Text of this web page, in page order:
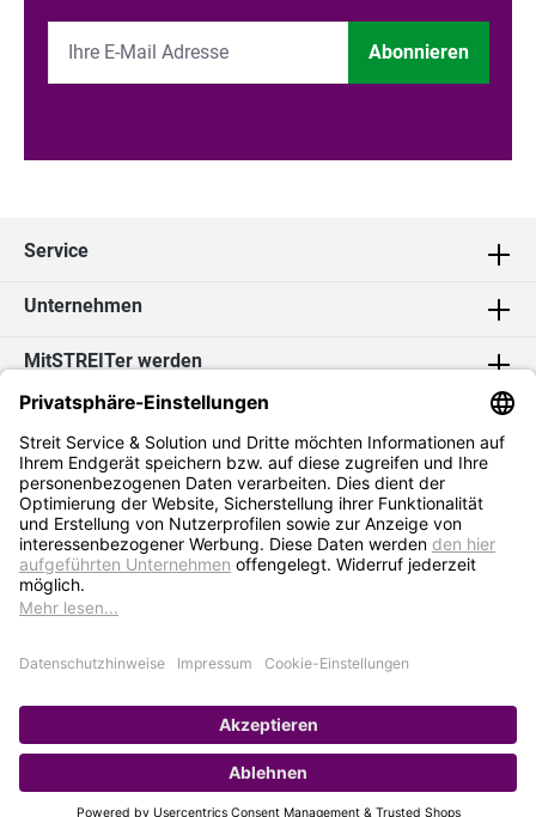
Abonnieren
Service
Unternehmen
MitSTREITer werden
Kontakt
Social Media
* Alle Preise exkl. MwSt. zzgl.Versandkosten
Impressum
Hinweisgebersystem
Erklärung zur Barrierefreiheit
Verkauf nur an Selbstständige / Gewerbetreibende. Kein Verkauf an
Privat. Preise gelten nur bei Bestellung im Online-Shop